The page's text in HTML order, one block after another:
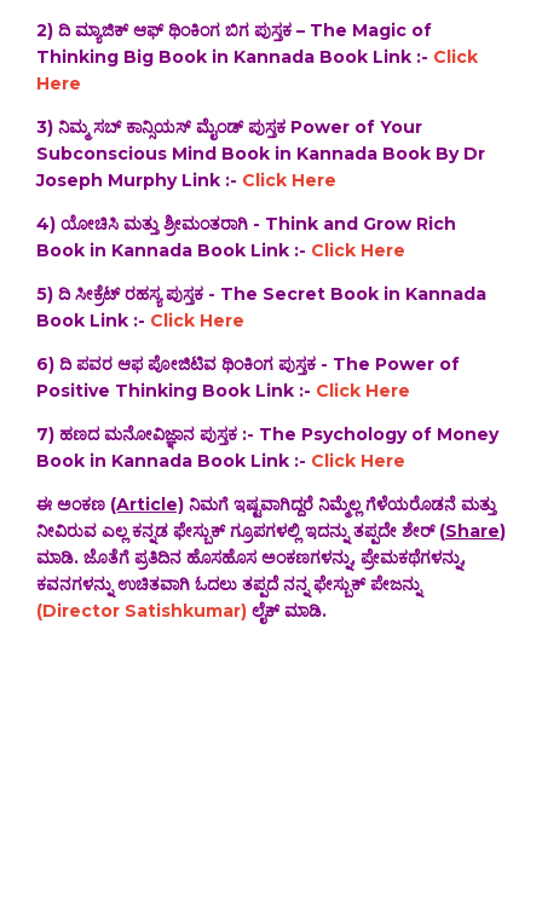
2) ದಿ‌ ಮ್ಯಾಜಿಕ್ ಆಫ್ ಥಿಂಕಿಂಗ ಬಿಗ ಪುಸ್ತಕ – The Magic of
Thinking Big Book in Kannada Book Link :- Click
Here
3) ನಿಮ್ಮ ಸಬ್ ಕಾನ್ಸಿಯಸ್ ಮೈಂಡ್ ಪುಸ್ತಕ Power of Your
Subconscious Mind Book in Kannada Book By Dr
Joseph Murphy Link :- Click Here
4) ಯೋಚಿಸಿ ಮತ್ತು ಶ್ರೀಮಂತರಾಗಿ - Think and Grow Rich
Book in Kannada Book Link :- Click Here
5) ದಿ ಸೀಕ್ರೆಟ್ ರಹಸ್ಯ ಪುಸ್ತಕ - The Secret Book in Kannada
Book Link :- Click Here
6) ದಿ ಪವರ ಆಫ ಪೋಜಿಟಿವ ಥಿಂಕಿಂಗ ಪುಸ್ತಕ - The Power of
Positive Thinking Book Link :- Click Here
7) ಹಣದ ಮನೋವಿಜ್ಞಾನ ಪುಸ್ತಕ :- The Psychology of Money
Book in Kannada Book Link :- Click Here
ಈ ಅಂಕಣ (Article) ನಿಮಗೆ ಇಷ್ಟವಾಗಿದ್ದರೆ ನಿಮ್ಮೆಲ್ಲ ಗೆಳೆಯರೊಡನೆ ಮತ್ತು
ನೀವಿರುವ ಎಲ್ಲ ಕನ್ನಡ ಫೇಸ್ಬುಕ್ ಗ್ರೂಪಗಳಲ್ಲಿ ಇದನ್ನು ತಪ್ಪದೇ ಶೇರ್ (Share)
ಮಾಡಿ. ಜೊತೆಗೆ ಪ್ರತಿದಿನ ಹೊಸಹೊಸ ಅಂಕಣಗಳನ್ನು, ಪ್ರೇಮಕಥೆಗಳನ್ನು,
ಕವನಗಳನ್ನು ಉಚಿತವಾಗಿ ಓದಲು ತಪ್ಪದೆ ನನ್ನ ಫೇಸ್ಬುಕ್ ಪೇಜನ್ನು
(Director Satishkumar) ಲೈಕ್ ಮಾಡಿ.